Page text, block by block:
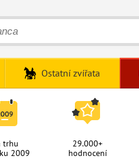
Ostatní zvířata
trhu
2009
29.000+
hodnocení